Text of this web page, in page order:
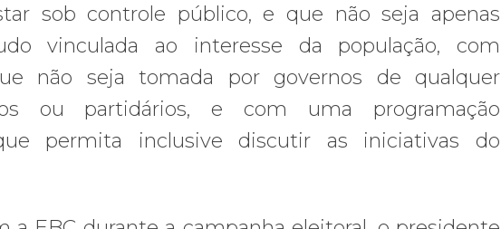
sob controle público, e que não seja apenas
vinculada ao interesse da população, com
não seja tomada por governos de qualquer
ou partidários, e com uma programação
permita inclusive discutir as iniciativas do